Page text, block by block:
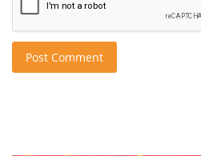
Post Comment